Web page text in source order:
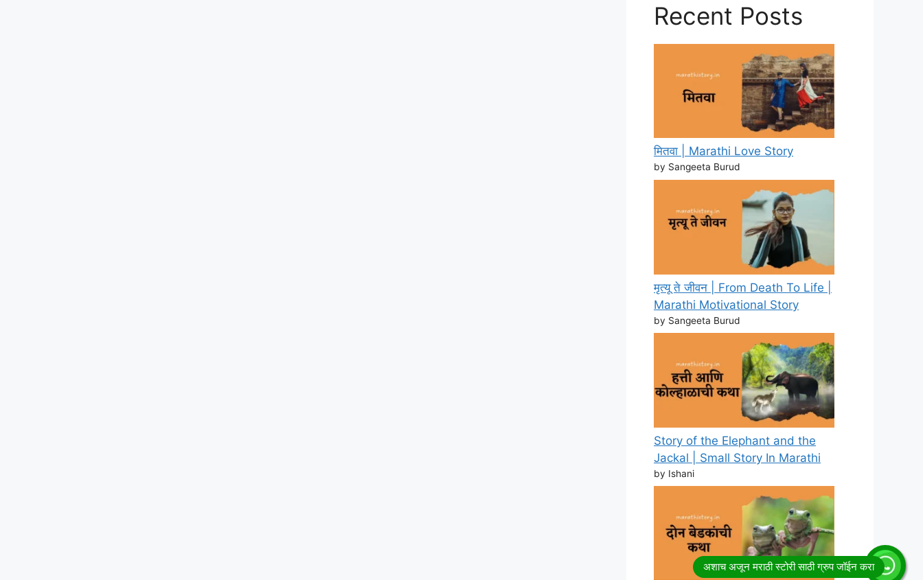
Recent Posts
मितवा | Marathi Love Story
by Sangeeta Burud
मृत्यू ते जीवन | From Death To Life |
Marathi Motivational Story
by Sangeeta Burud
Story of the Elephant and the
Jackal | Small Story In Marathi
by Ishani